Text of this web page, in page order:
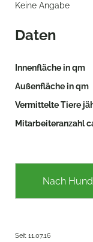
Keine Angabe
Daten
Innenfläche in qm
Außenfläche in qm
Vermittelte Tiere
Mitarbeiteranzahl
Nach
Seit 11.07.16